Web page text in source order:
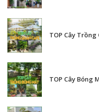
TOP Cây Trồng
TOP Cây Bóng